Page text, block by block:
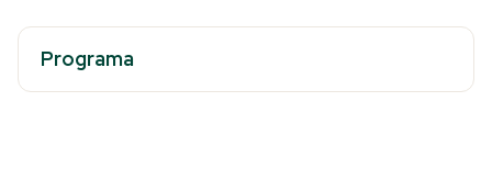
Programa